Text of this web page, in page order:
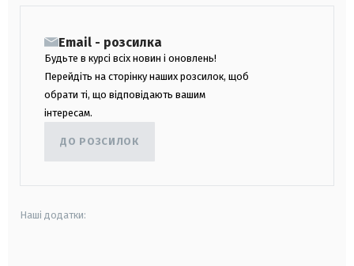
Email - розсилка
Будьте в курсі всіх новин і оновлень!
Перейдіть на сторінку наших розсилок, щоб
обрати ті, що відповідають вашим
інтересам.
ДО РОЗСИЛОК
Наші додатки: